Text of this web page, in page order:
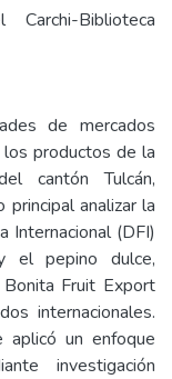
Biblioteca
de mercados
los productos de la
cantón Tulcán,
analizar la
Internacional (DFI)
el pepino dulce,
Fruit Export
internacionales.
un enfoque
investigación